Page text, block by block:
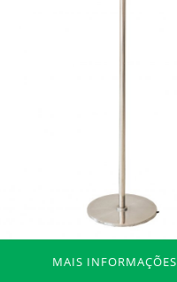
MAIS INFORMAÇÕES